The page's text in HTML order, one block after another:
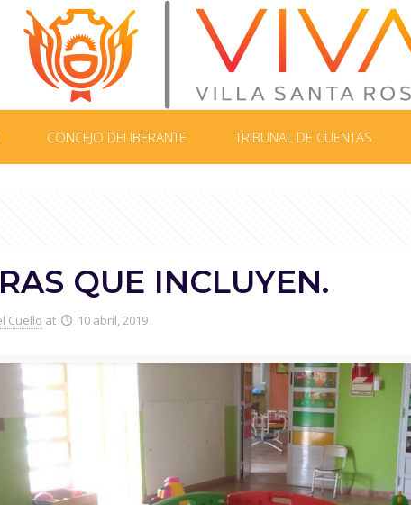
CONCEJO DELIBERANTE TRIBUNAL DE CUENTAS
QUE INCLUYEN.
Cuello at 10 abril, 2019